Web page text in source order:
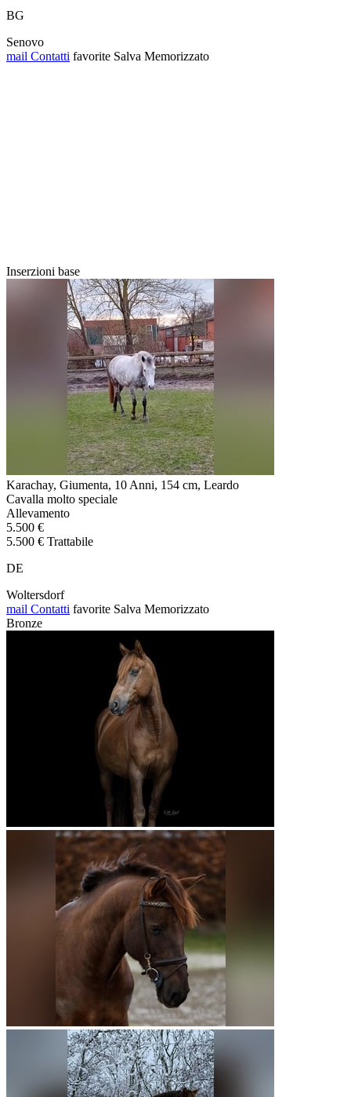
BG
Senovo
mail Contatti favorite Salva Memorizzato
Inserzioni base
Karachay, Giumenta, 10 Anni, 154 cm, Leardo
Cavalla molto speciale
Allevamento
5.500 €
5.500 € Trattabile
DE
Woltersdorf
mail Contatti favorite Salva Memorizzato
Bronze